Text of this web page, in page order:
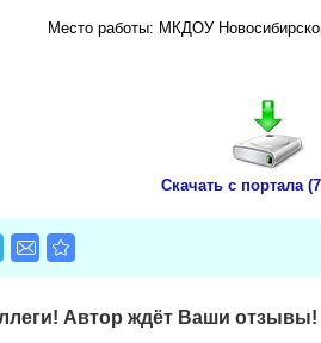
Место работы: МКДОУ
Скачать с портала
Автор ждёт Ваши отзывы!